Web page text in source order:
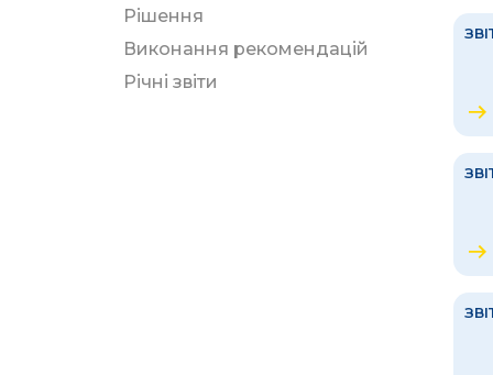
Рішення
Виконання рекомендацій
Річні звіти